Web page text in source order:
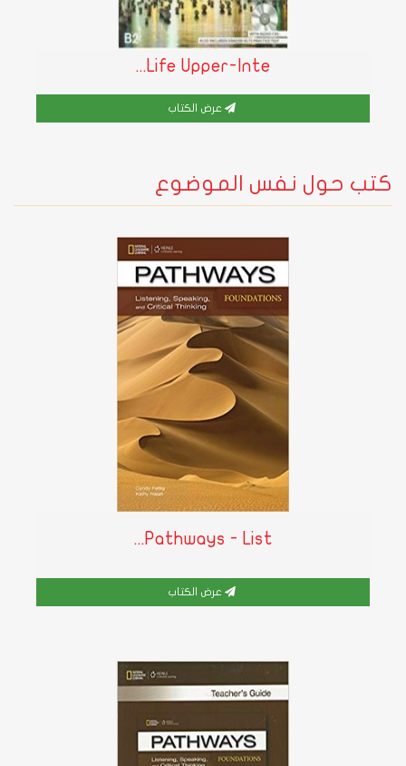
Life Upper-Inte...
عرض الكتاب
كتب حول نفس الموضوع
Pathways - List...
عرض الكتاب